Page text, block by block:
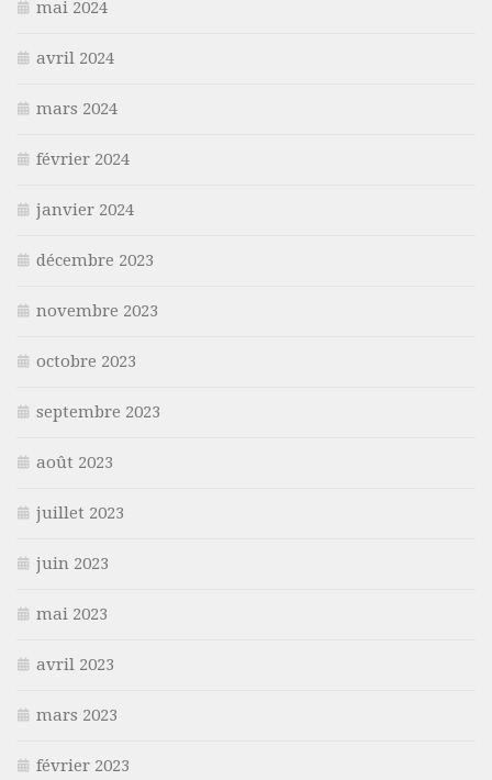
mai 2024
avril 2024
mars 2024
février 2024
janvier 2024
décembre 2023
novembre 2023
octobre 2023
septembre 2023
août 2023
juillet 2023
juin 2023
mai 2023
avril 2023
mars 2023
février 2023